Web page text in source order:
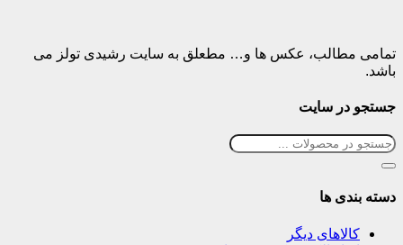
تمامی مطالب، عکس ها و… مطعلق به سایت رشیدی تولز می
باشد.
جستجو در سایت
دسته بندی ها
کالاهای دیگر